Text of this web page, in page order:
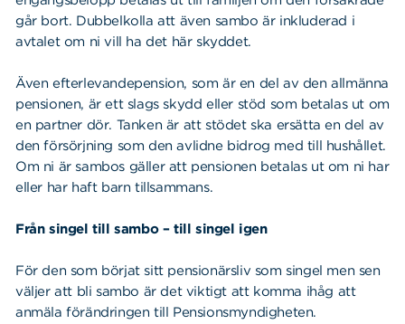
går bort. Dubbelkolla att även sambo är inkluderad i
avtalet om ni vill ha det här skyddet.
Även efterlevandepension, som är en del av den allmänna
pensionen, är ett slags skydd eller stöd som betalas ut om
en partner dör. Tanken är att stödet ska ersätta en del av
den försörjning som den avlidne bidrog med till hushållet.
Om ni är sambos gäller att pensionen betalas ut om ni har
eller har haft barn tillsammans.
Från singel till sambo – till singel igen
För den som börjat sitt pensionärsliv som singel men sen
väljer att bli sambo är det viktigt att komma ihåg att
anmäla förändringen till Pensionsmyndigheten.